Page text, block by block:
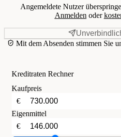
Angemeldete Nutzer
Anmelden oder
Mit dem Absenden stimmen Sie
Kreditraten Rechner
Kaufpreis
€
Eigenmittel
€